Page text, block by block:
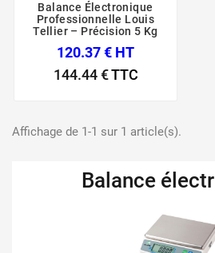
Balance Électronique
Professionnelle Louis
Tellier – Précision 5 Kg
120.37 € HT
144.44 €TTC
Affichage de 1-1 sur 1 article(s).
Balance